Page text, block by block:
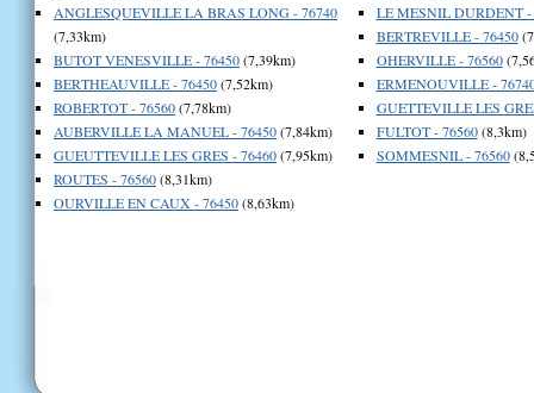
ANGLESQUEVILLE LA BRAS LONG - 76740
(7,33km)
BUTOT VENESVILLE - 76450(7,39km)
BERTHEAUVILLE - 76450(7,52km)
ROBERTOT - 76560(7,78km)
AUBERVILLE LA MANUEL - 76450(7,84km)
GUEUTTEVILLE LES GRES - 76460(7,95km)
ROUTES - 76560(8,31km)
OURVILLE EN CAUX - 76450(8,63km)
LE MESNIL DURDENT -
BERTREVILLE - 76450
OHERVILLE - 76560
ERMENOUVILLE -
GUETTEVILLE LES
FULTOT - 76560(8,3km)
SOMMESNIL - 76560